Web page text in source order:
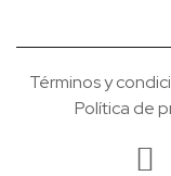
Términos y
Política de